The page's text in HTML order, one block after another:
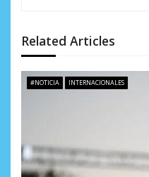
n
d
e
n
t
Related Articles
#NOTICIA INTERNACIONALES